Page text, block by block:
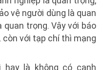
vệ người dùng là quan
quan trọng. Vậy với báo
còn với tạp chí thì mạng
hay là không có cạnh